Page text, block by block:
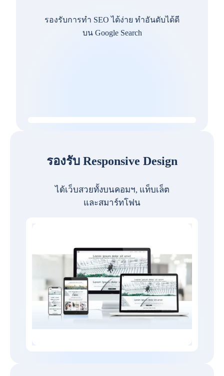
รองรับการทำ SEO ได้ง่าย ทำอันดับได้ดี
บน Google Search
รองรับ Responsive Design
ได้เว็บสวยทั้งบนคอมฯ, แท็บเล็ต
และสมาร์ทโฟน